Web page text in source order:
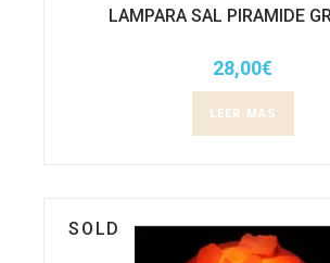
LAMPARA SAL PIRAMIDE
28,00€
LEER MÁS
SOLD